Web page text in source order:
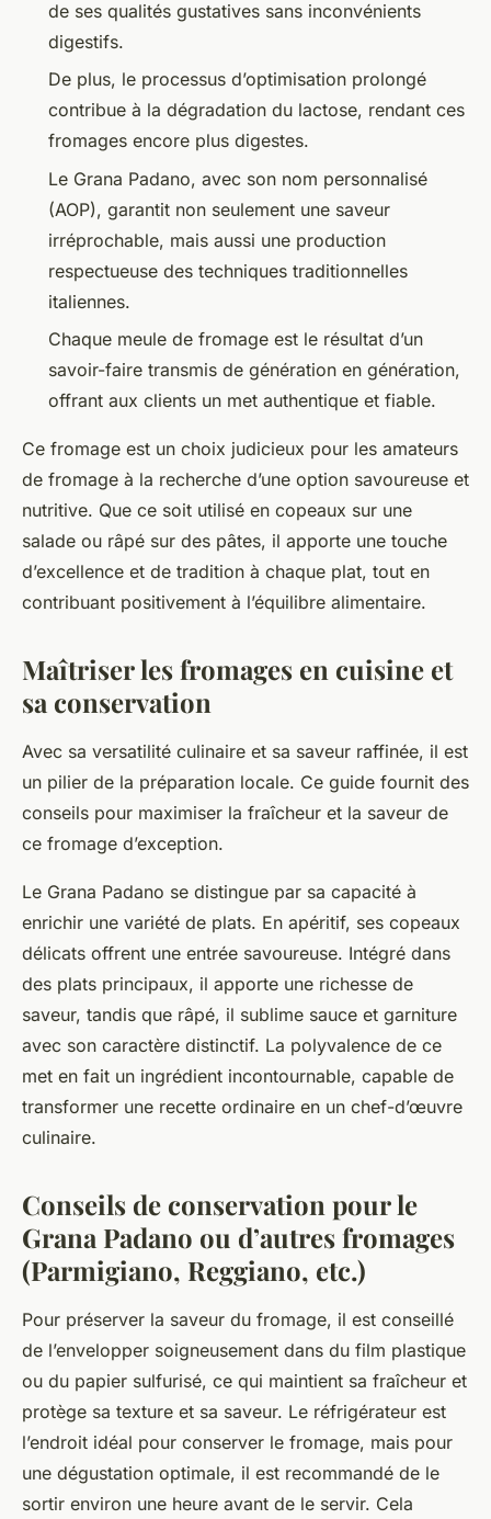
de ses qualités gustatives sans inconvénients
digestifs.
De plus, le processus d’optimisation prolongé
contribue à la dégradation du lactose, rendant ces
fromages encore plus digestes.
Le Grana Padano, avec son nom personnalisé
(AOP), garantit non seulement une saveur
irréprochable, mais aussi une production
respectueuse des techniques traditionnelles
italiennes.
Chaque meule de fromage est le résultat d’un
savoir-faire transmis de génération en génération,
offrant aux clients un met authentique et fiable.
Ce fromage est un choix judicieux pour les amateurs
de fromage à la recherche d’une option savoureuse et
nutritive. Que ce soit utilisé en copeaux sur une
salade ou râpé sur des pâtes, il apporte une touche
d’excellence et de tradition à chaque plat, tout en
contribuant positivement à l’équilibre alimentaire.
Maîtriser les fromages en cuisine et
sa conservation
Avec sa versatilité culinaire et sa saveur raffinée, il est
un pilier de la préparation locale. Ce guide fournit des
conseils pour maximiser la fraîcheur et la saveur de
ce fromage d’exception.
Le Grana Padano se distingue par sa capacité à
enrichir une variété de plats. En apéritif, ses copeaux
délicats offrent une entrée savoureuse. Intégré dans
des plats principaux, il apporte une richesse de
saveur, tandis que râpé, il sublime sauce et garniture
avec son caractère distinctif. La polyvalence de ce
met en fait un ingrédient incontournable, capable de
transformer une recette ordinaire en un chef-d’œuvre
culinaire.
Conseils de conservation pour le
Grana Padano ou d’autres fromages
(Parmigiano, Reggiano, etc.)
Pour préserver la saveur du fromage, il est conseillé
de l’envelopper soigneusement dans du film plastique
ou du papier sulfurisé, ce qui maintient sa fraîcheur et
protège sa texture et sa saveur. Le réfrigérateur est
l’endroit idéal pour conserver le fromage, mais pour
une dégustation optimale, il est recommandé de le
sortir environ une heure avant de le servir. Cela